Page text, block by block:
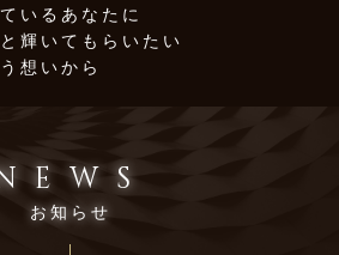
いるあなたに
輝いてもらいたい
想いから
お知らせ